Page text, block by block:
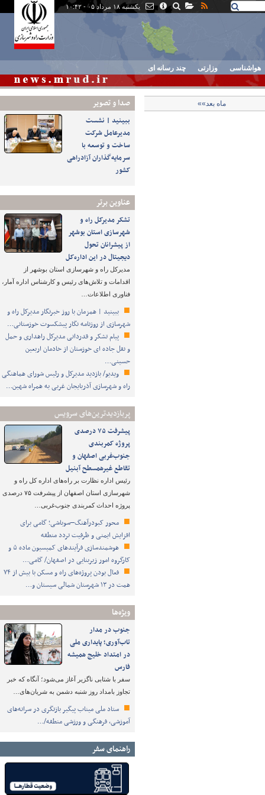
یکشنبه ۱۸ مرداد ۰۵ - ۱۰:۴۲
هواشناسی وزارتی چند رسانه ای
صدا و تصوير
ببینید | نشست
مدیرعامل شرکت
ساخت و توسعه با
سرمایه‌گذاران آزادراهی
کشور
عناوین برتر
تشکر مدیرکل راه و
شهرسازی استان بوشهر
از پیشرانان تحول
دیجیتال در این اداره‌کل
مدیرکل راه و شهرسازی استان بوشهر از
اقدامات و تلاش‌های رئیس و کارشناس اداره آمار،
فناوری اطلاعات…
ببینید | همزمان با روز خبرنگار مدیرکل راه و
شهرسازی از روزنامه نگار پیشکسوت خوزستانی…
پیام تشکر و قدردانی مدیرکل راهداری و حمل
و نقل جاده ای خوزستان از خادمان اربعین
حسینی…
ویدیو/ بازدید مدیرکل و رئیس شورای هماهنگی
راه و شهرسازی آذربایجان غربی به همراه شهین…
پربازدیدترین‌های سرویس
پیشرفت ۷۵ درصدی
پروژه کمربندی
جنوب‌غربی اصفهان و
تقاطع غیرهمسطح آبنیل
رئیس اداره نظارت بر راه‌های اداره کل راه و
شهرسازی استان اصفهان از پیشرفت ۷۵ درصدی
پروژه احداث کمربندی جنوب‌غربی…
محور کبودرآهنگ–سوباشی؛ گامی برای
افزایش ایمنی و ظرفیت تردد منطقه
هوشمندسازی فرآیندهای کمیسیون ماده ۵ و
کارگروه امور زیربنایی در اصفهان/ گامی…
فعال بودن پروژه‌های راه و مسکن با بیش از ۷۴
همت در ۱۳ شهرستان شمالی سیستان و…
ویژه‌ها
جنوب در مدار
تاب‌آوری؛ پایداری ملی
در امتداد خلیج همیشه
فارس
سفر با شتابی ناگزیر آغاز می‌شود؛ آنگاه که خبر
تجاوز بامداد روز شنبه دشمن به شریان‌های…
ستاد ملی میناب پیگیر بازنگری در سرانه‌های
آموزشی، فرهنگی و ورزشی منطقه/…
راهنمای سفر
ماه بعد»»